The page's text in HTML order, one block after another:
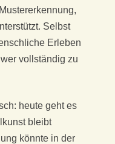
Selbst
Erleben
vollständig zu
heute geht es
bleibt
könnte in der